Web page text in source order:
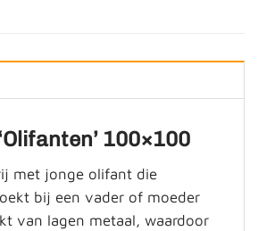
100×100
met jonge olifant die
bij een vader of moeder
van lagen metaal, waardoor